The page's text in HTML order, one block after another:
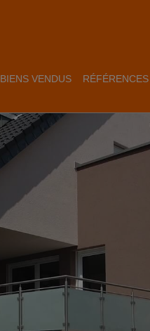
BIENS VENDUS RÉFÉRENCES